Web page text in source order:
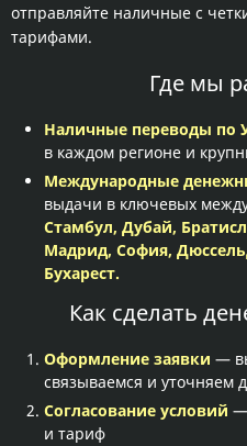
отправляйте наличные с
тарифами.
Где мы
Наличные переводы по
в каждом регионе и
Международные
выдачи в ключевых
Стамбул, Дубай,
Мадрид, София,
Бухарест.
Как сделать
Оформление заявки —
связываемся и уточняем
Согласование условий —
и тариф